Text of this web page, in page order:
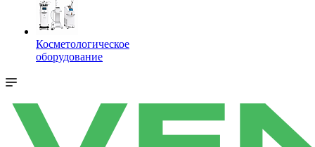
Косметологическое
оборудование